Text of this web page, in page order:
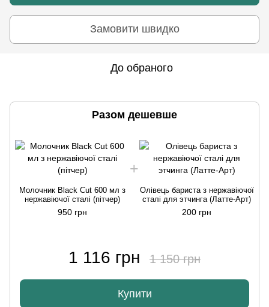
Замовити швидко
До обраного
Разом дешевше
Молочник Black Cut 600 мл з
нержавіючої сталі (пітчер)
950 грн
Олівець бариста з нержавіючої
сталі для этчинга (Латте-Арт)
200 грн
1 116 грн 1 150 грн
Купити